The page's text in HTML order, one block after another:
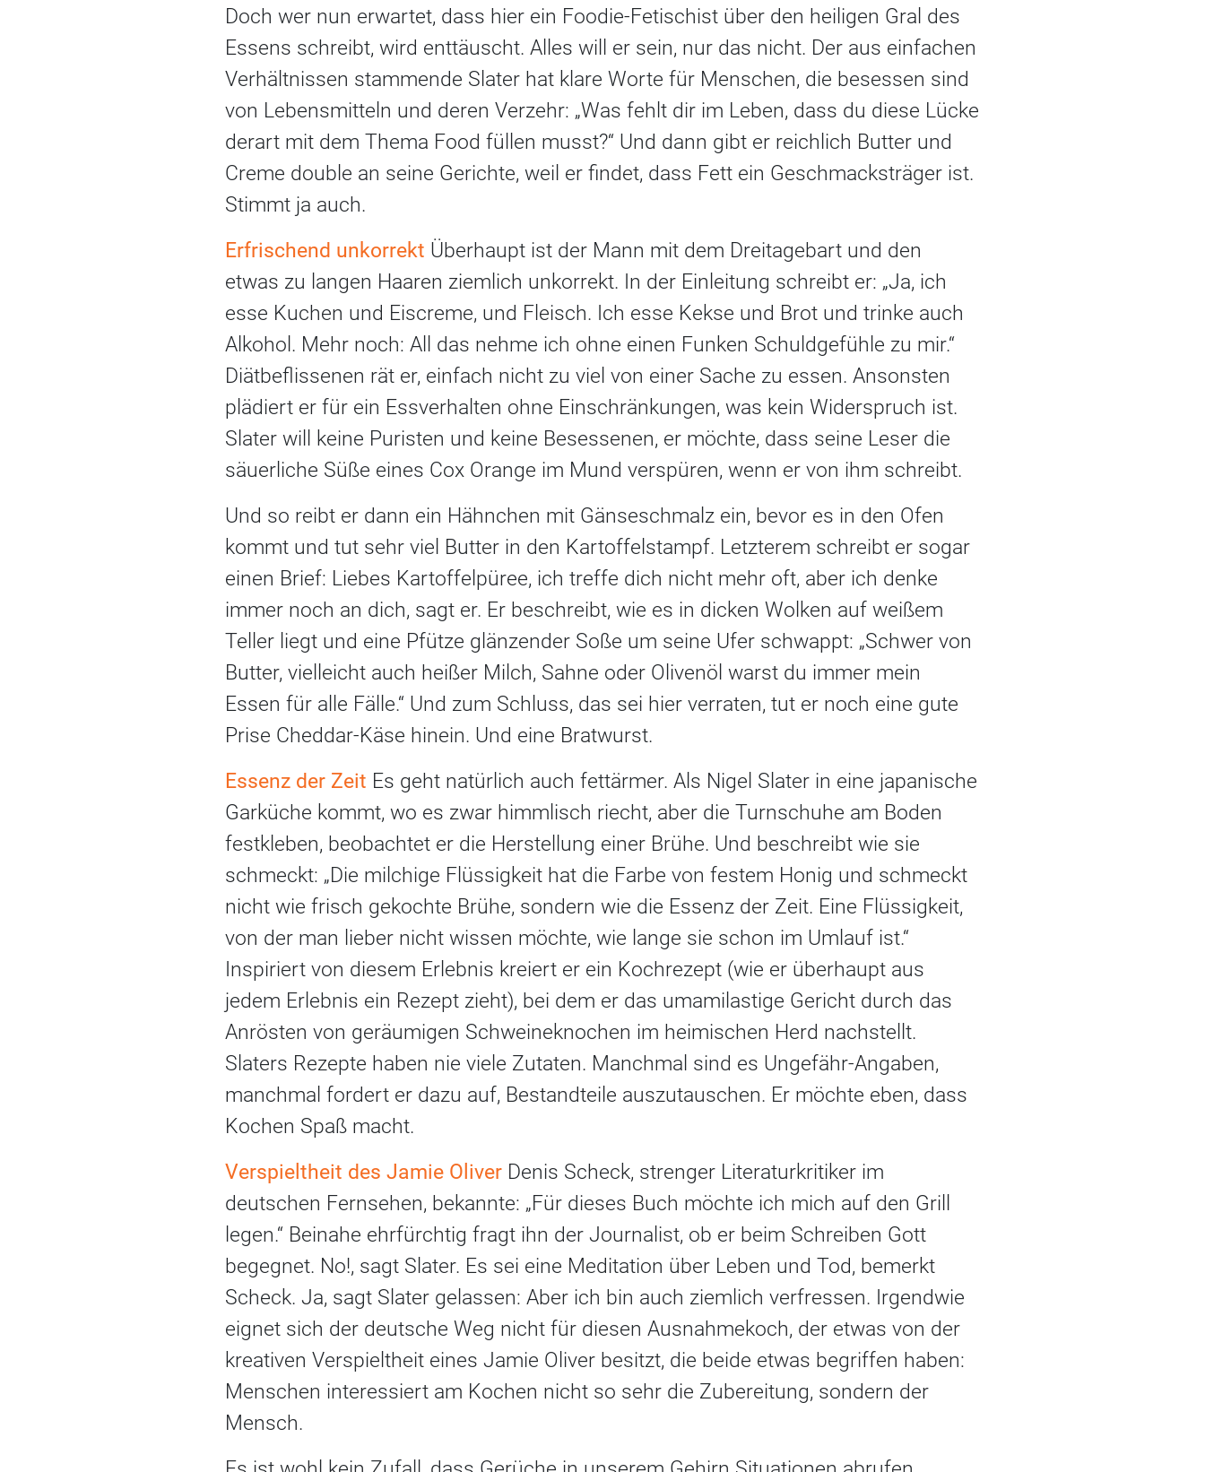
Doch wer nun erwartet, dass hier ein Foodie-Fetischist über den heiligen Gral des
Essens schreibt, wird enttäuscht. Alles will er sein, nur das nicht. Der aus einfachen
Verhältnissen stammende Slater hat klare Worte für Menschen, die besessen sind
von Lebensmitteln und deren Verzehr: „Was fehlt dir im Leben, dass du diese Lücke
derart mit dem Thema Food füllen musst?“ Und dann gibt er reichlich Butter und
Creme double an seine Gerichte, weil er findet, dass Fett ein Geschmacksträger ist.
Stimmt ja auch.
Erfrischend unkorrekt Überhaupt ist der Mann mit dem Dreitagebart und den
etwas zu langen Haaren ziemlich unkorrekt. In der Einleitung schreibt er: „Ja, ich
esse Kuchen und Eiscreme, und Fleisch. Ich esse Kekse und Brot und trinke auch
Alkohol. Mehr noch: All das nehme ich ohne einen Funken Schuldgefühle zu mir.“
Diätbeflissenen rät er, einfach nicht zu viel von einer Sache zu essen. Ansonsten
plädiert er für ein Essverhalten ohne Einschränkungen, was kein Widerspruch ist.
Slater will keine Puristen und keine Besessenen, er möchte, dass seine Leser die
säuerliche Süße eines Cox Orange im Mund verspüren, wenn er von ihm schreibt.
Und so reibt er dann ein Hähnchen mit Gänseschmalz ein, bevor es in den Ofen
kommt und tut sehr viel Butter in den Kartoffelstampf. Letzterem schreibt er sogar
einen Brief: Liebes Kartoffelpüree, ich treffe dich nicht mehr oft, aber ich denke
immer noch an dich, sagt er. Er beschreibt, wie es in dicken Wolken auf weißem
Teller liegt und eine Pfütze glänzender Soße um seine Ufer schwappt: „Schwer von
Butter, vielleicht auch heißer Milch, Sahne oder Olivenöl warst du immer mein
Essen für alle Fälle.“ Und zum Schluss, das sei hier verraten, tut er noch eine gute
Prise Cheddar-Käse hinein. Und eine Bratwurst.
Essenz der Zeit Es geht natürlich auch fettärmer. Als Nigel Slater in eine japanische
Garküche kommt, wo es zwar himmlisch riecht, aber die Turnschuhe am Boden
festkleben, beobachtet er die Herstellung einer Brühe. Und beschreibt wie sie
schmeckt: „Die milchige Flüssigkeit hat die Farbe von festem Honig und schmeckt
nicht wie frisch gekochte Brühe, sondern wie die Essenz der Zeit. Eine Flüssigkeit,
von der man lieber nicht wissen möchte, wie lange sie schon im Umlauf ist.“
Inspiriert von diesem Erlebnis kreiert er ein Kochrezept (wie er überhaupt aus
jedem Erlebnis ein Rezept zieht), bei dem er das umamilastige Gericht durch das
Anrösten von geräumigen Schweineknochen im heimischen Herd nachstellt.
Slaters Rezepte haben nie viele Zutaten. Manchmal sind es Ungefähr-Angaben,
manchmal fordert er dazu auf, Bestandteile auszutauschen. Er möchte eben, dass
Kochen Spaß macht.
Verspieltheit des Jamie Oliver Denis Scheck, strenger Literaturkritiker im
deutschen Fernsehen, bekannte: „Für dieses Buch möchte ich mich auf den Grill
legen.“ Beinahe ehrfürchtig fragt ihn der Journalist, ob er beim Schreiben Gott
begegnet. No!, sagt Slater. Es sei eine Meditation über Leben und Tod, bemerkt
Scheck. Ja, sagt Slater gelassen: Aber ich bin auch ziemlich verfressen. Irgendwie
eignet sich der deutsche Weg nicht für diesen Ausnahmekoch, der etwas von der
kreativen Verspieltheit eines Jamie Oliver besitzt, die beide etwas begriffen haben:
Menschen interessiert am Kochen nicht so sehr die Zubereitung, sondern der
Mensch.